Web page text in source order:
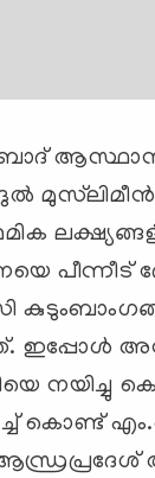
ഇപ്പോള്‍
നയിച്ചു
കൊണ്ട്‌